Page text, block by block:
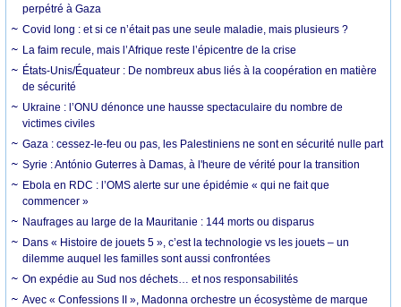
perpétré à Gaza
Covid long : et si ce n’était pas une seule maladie, mais plusieurs ?
La faim recule, mais l’Afrique reste l’épicentre de la crise
États-Unis/Équateur : De nombreux abus liés à la coopération en matière
de sécurité
Ukraine : l’ONU dénonce une hausse spectaculaire du nombre de
victimes civiles
Gaza : cessez-le-feu ou pas, les Palestiniens ne sont en sécurité nulle part
Syrie : António Guterres à Damas, à l'heure de vérité pour la transition
Ebola en RDC : l’OMS alerte sur une épidémie « qui ne fait que
commencer »
Naufrages au large de la Mauritanie : 144 morts ou disparus
Dans « Histoire de jouets 5 », c’est la technologie vs les jouets – un
dilemme auquel les familles sont aussi confrontées
On expédie au Sud nos déchets… et nos responsabilités
Avec « Confessions II », Madonna orchestre un écosystème de marque